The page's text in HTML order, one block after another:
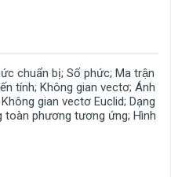
chuẩn bị; Số phức; Ma trận
tính; Không gian vectơ; Ánh
gian vectơ Euclid; Dạng
phương tương ứng; Hình